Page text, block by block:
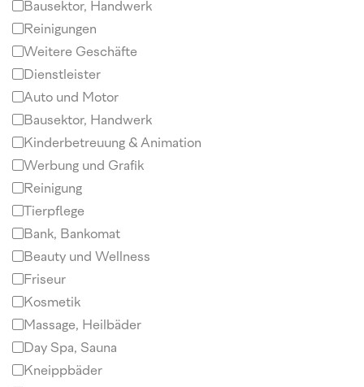
Bausektor, Handwerk
Reinigungen
Weitere Geschäfte
Dienstleister
Auto und Motor
Bausektor, Handwerk
Kinderbetreuung & Animation
Werbung und Grafik
Reinigung
Tierpflege
Bank, Bankomat
Beauty und Wellness
Friseur
Kosmetik
Massage, Heilbäder
Day Spa, Sauna
Kneippbäder